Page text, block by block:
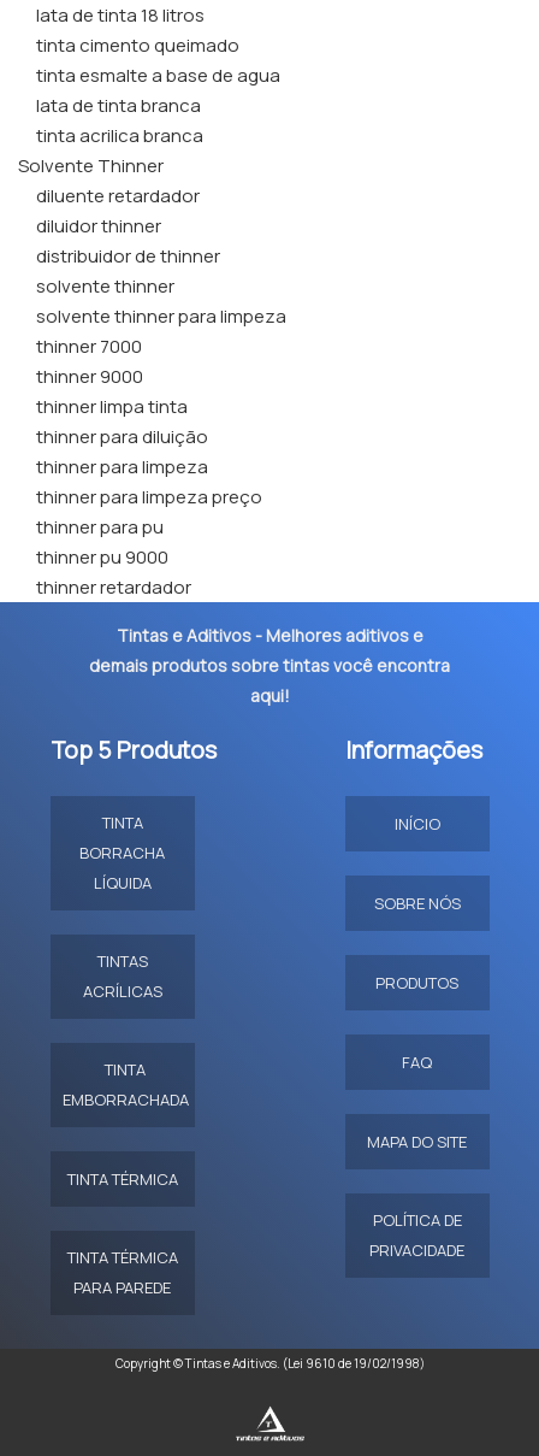
lata de tinta 18 litros
tinta cimento queimado
tinta esmalte a base de agua
lata de tinta branca
tinta acrilica branca
Solvente Thinner
diluente retardador
diluidor thinner
distribuidor de thinner
solvente thinner
solvente thinner para limpeza
thinner 7000
thinner 9000
thinner limpa tinta
thinner para diluição
thinner para limpeza
thinner para limpeza preço
thinner para pu
thinner pu 9000
thinner retardador
Tintas e Aditivos - Melhores aditivos e
demais produtos sobre tintas você encontra
aqui!
Top 5 Produtos
TINTA
BORRACHA
LÍQUIDA
TINTAS
ACRÍLICAS
TINTA
EMBORRACHADA
TINTA TÉRMICA
TINTA TÉRMICA
PARA PAREDE
Informações
INÍCIO
SOBRE NÓS
PRODUTOS
FAQ
MAPA DO SITE
POLÍTICA DE
PRIVACIDADE
Copyright © Tintas e Aditivos. (Lei 9610 de 19/02/1998)